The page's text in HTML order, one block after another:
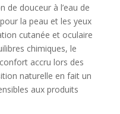
de douceur à l’eau de
la peau et les yeux
cutanée et oculaire
chimiques, le
accru lors des
naturelle en fait un
aux produits